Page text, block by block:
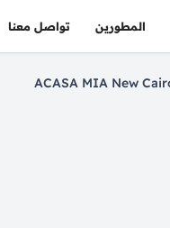
المطورين تواصل معنا